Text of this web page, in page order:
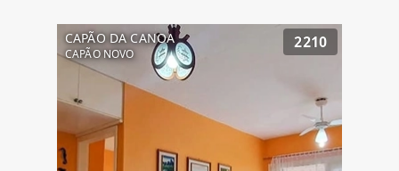
CAPÃO DA CANOA
CAPÃO NOVO
2210